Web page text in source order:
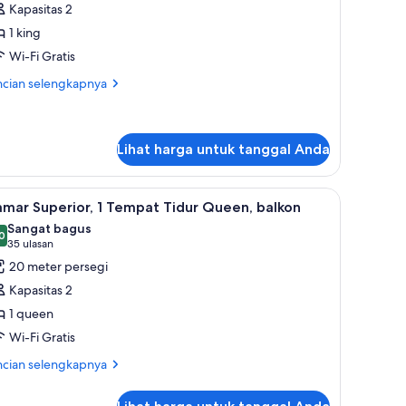
Kapasitas 2
1 king
Wi-Fi Gratis
selengkapnya
Lihat harga untuk tanggal Anda
selimut bulu angsa Seprai Frette Italia, seprai premium, dan
4 Superior, 1 Tempat Tidur Queen, balkon
dari 10
Sangat bagus
35 ulasan
(35
ulasan)
20 meter persegi
Kapasitas 2
1 queen
Wi-Fi Gratis
selengkapnya